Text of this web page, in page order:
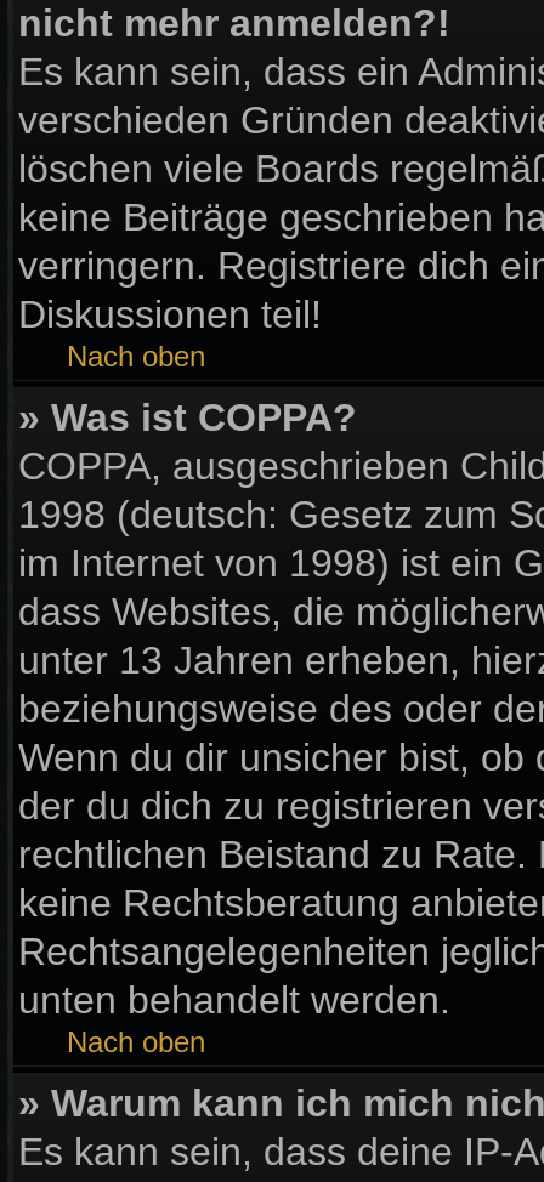
nicht mehr anmelden?!
Es kann sein, dass ein
verschieden Gründen
löschen viele Boards
keine Beiträge geschrieben
verringern. Registriere dich
Diskussionen teil!
Nach oben
» Was ist COPPA?
COPPA, ausgeschrieben
1998 (deutsch: Gesetz zum
im Internet von 1998) ist ein
dass Websites, die
unter 13 Jahren erheben,
beziehungsweise des oder
Wenn du dir unsicher bist,
der du dich zu registrieren
rechtlichen Beistand zu
keine Rechtsberatung
Rechtsangelegenheiten
unten behandelt werden.
Nach oben
» Warum kann ich mich
Es kann sein, dass deine IP-